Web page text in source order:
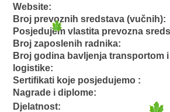
Website:
Broj prevoznih sredstava (vučnih):
Posjedujem vlastita prevozna
Broj zaposlenih radnika:
Broj godina bavljenja transportom
logistike:
Sertifikati koje posjedujemo :
Nagrade i diplome:
Djelatnost: